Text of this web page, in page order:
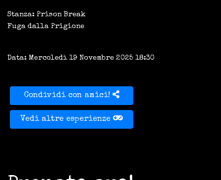
Stanza: Prison Break
Fuga dalla Prigione
Data: Mercoledì 19 Novembre 2025 18:30
Condividi con amici!
Vedi altre esperienze